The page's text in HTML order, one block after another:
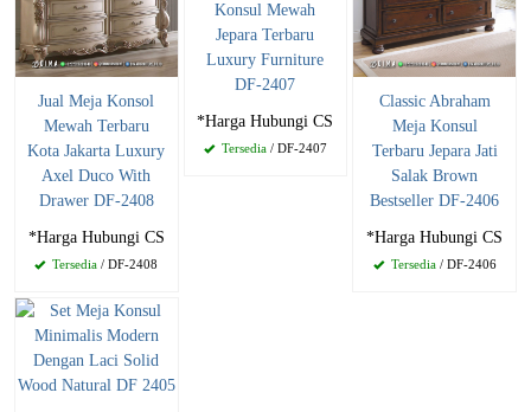
Jual Meja Konsol
Mewah Terbaru
Kota Jakarta Luxury
Axel Duco With
Drawer DF-2408
*Harga Hubungi CS
Tersedia / DF-2408
Konsul Mewah
Jepara Terbaru
Luxury Furniture
DF-2407
*Harga Hubungi CS
Tersedia/ DF-2407
Classic Abraham
Meja Konsul
Terbaru Jepara Jati
Salak Brown
Bestseller DF-2406
*Harga Hubungi CS
Tersedia/ DF-2406